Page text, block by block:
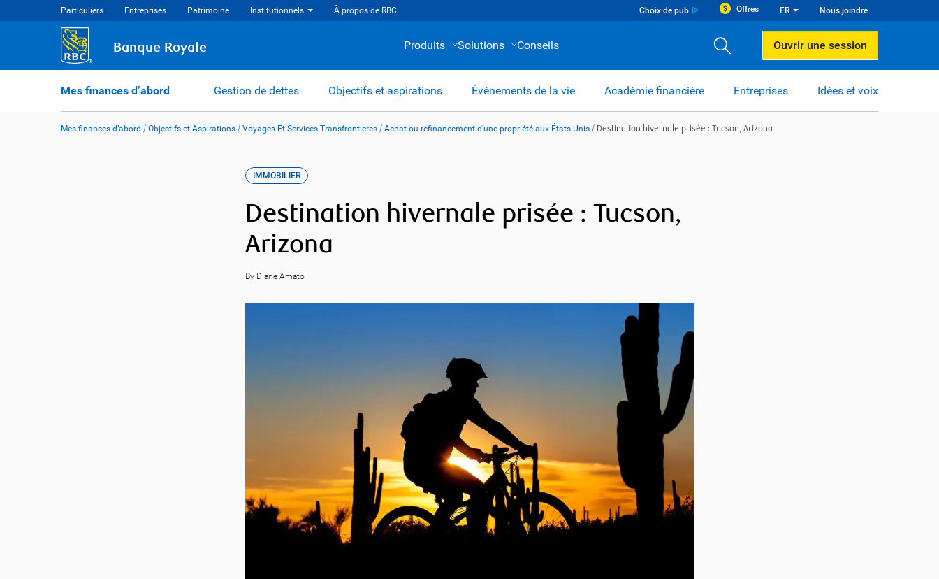
Particuliers Entreprises Patrimoine Institutionnels À propos de RBC Choix de pub Offres FR Nous joindre
Banque Royale Produits Solutions Conseils Ouvrir une session
Mes finances d’abord Gestion de dettes Objectifs et aspirations Événements de la vie Académie financière Entreprises Idées et voix
Mes finances d’abord / Objectifs et Aspirations / Voyages Et Services Transfrontieres / Achat ou refinancement d’une propriété aux États-Unis / Destination hivernale prisée : Tucson, Arizona
IMMOBILIER
Destination hivernale prisée : Tucson,
Arizona
By Diane Amato